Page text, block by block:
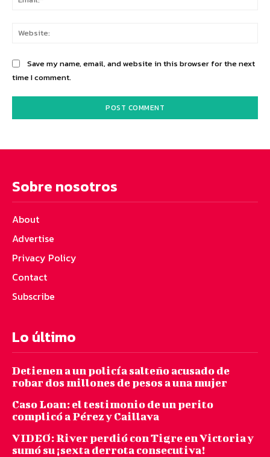
Save my name, email, and website in this browser for the next
time I comment.
Sobre nosotros
About
Advertise
Privacy Policy
Contact
Subscribe
Lo último
Detienen a un policía salteño acusado de
robar dos millones de pesos a una mujer
Caso Loan: el testimonio de un perito
complicó a Pérez y Caillava
VIDEO: River perdió con Tigre en Victoria y
sumó su ¡sexta derrota consecutiva!